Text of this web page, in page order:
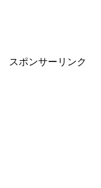
スポンサーリンク